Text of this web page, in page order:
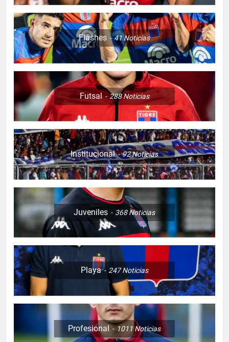
Flashes 41Noticias
Futsal 288Noticias
Institucional 92Noticias
Juveniles 368Noticias
Playa 247Noticias
Profesional 1011Noticias